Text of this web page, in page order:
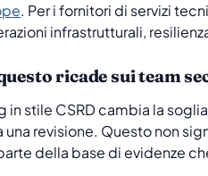
. Per i fornitori di servizi
infrastrutturali,
ricade sui team
in stile CSRD cambia la
una revisione. Questo non
della base di evidenze